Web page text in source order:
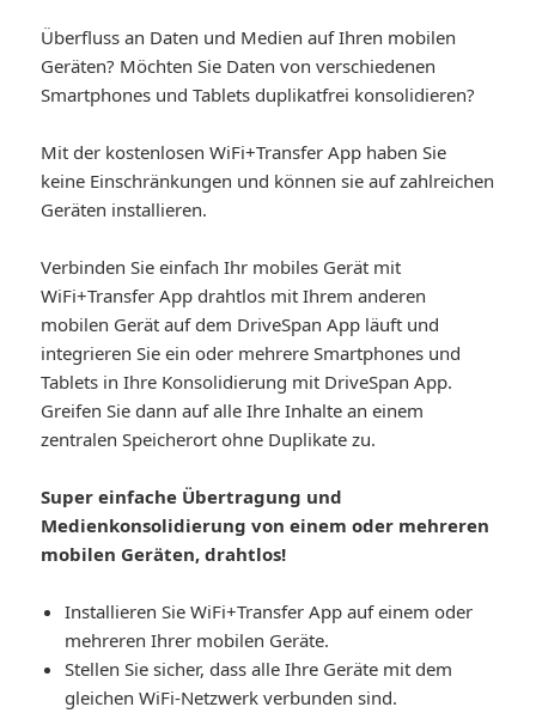
Überfluss an Daten und Medien auf Ihren mobilen
Geräten? Möchten Sie Daten von verschiedenen
Smartphones und Tablets duplikatfrei konsolidieren?
Mit der kostenlosen WiFi+Transfer App haben Sie
keine Einschränkungen und können sie auf zahlreichen
Geräten installieren.
Verbinden Sie einfach Ihr mobiles Gerät mit
WiFi+Transfer App drahtlos mit Ihrem anderen
mobilen Gerät auf dem DriveSpan App läuft und
integrieren Sie ein oder mehrere Smartphones und
Tablets in Ihre Konsolidierung mit DriveSpan App.
Greifen Sie dann auf alle Ihre Inhalte an einem
zentralen Speicherort ohne Duplikate zu.
Super einfache Übertragung und
Medienkonsolidierung von einem oder mehreren
mobilen Geräten, drahtlos!
Installieren Sie WiFi+Transfer App auf einem oder
mehreren Ihrer mobilen Geräte.
Stellen Sie sicher, dass alle Ihre Geräte mit dem
gleichen WiFi-Netzwerk verbunden sind.